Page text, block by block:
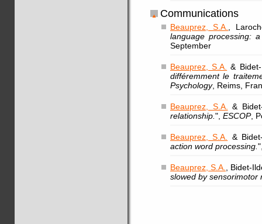
Communications
Beauprez, S.A.
,
language processing:
September
Beauprez, S.A.
&
différemment le
Psychology, Reims,
Beauprez, S.A.
&
relationship. ", ESCOP,
Beauprez, S.A.
&
action word processing.
Beauprez, S.A.
, Bidet-
slowed by sensorimotor